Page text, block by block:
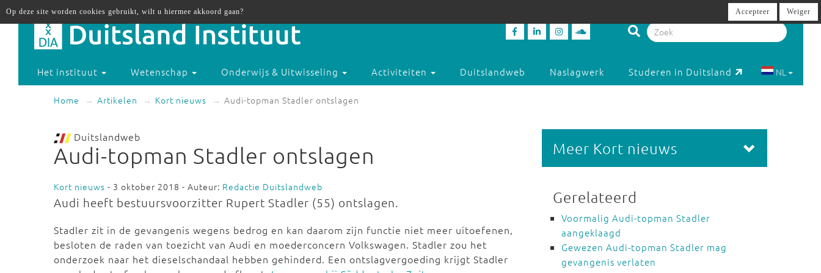
Het instituut Wetenschap Onderwijs & Uitwisseling Activiteiten Duitslandweb Naslagwerk Studeren in Duitsland NL
Home Artikelen Kort nieuws Audi-topman Stadler ontslagen
Duitslandweb
Audi-topman Stadler ontslagen
Kort nieuws - 3 oktober 2018 - Auteur: Redactie Duitslandweb
Audi heeft bestuursvoorzitter Rupert Stadler (55) ontslagen.
Stadler zit in de gevangenis wegens bedrog en kan daarom zijn functie niet meer uitoefenen,
besloten de raden van toezicht van Audi en moederconcern Volkswagen. Stadler zou het
onderzoek naar het dieselschandaal hebben gehinderd. Een ontslagvergoeding krijgt Stadler
Meer Kort nieuws
Gerelateerd
Voormalig Audi-topman Stadler
aangeklaagd
Gewezen Audi-topman Stadler mag
gevangenis verlaten
Op deze site worden cookies gebruikt, wilt u hiermee akkoord gaan? Accepteer Weiger